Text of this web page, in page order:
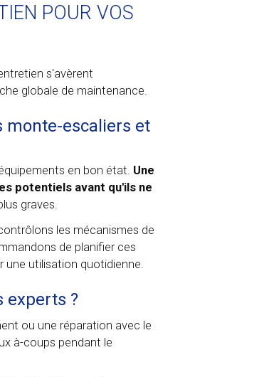
POUR VOS
s'avèrent
globale de maintenance.
monte-escaliers et
en bon état. Une
potentiels avant qu'ils ne
graves.
les mécanismes de
de planifier ces
utilisation quotidienne.
experts ?
ou une réparation avec le
à-coups pendant le